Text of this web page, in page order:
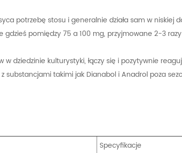
potrzebę stosu i generalnie działa sam w
gdzieś pomiędzy 75 a 100 mg, przyjmowane 2-3
w dziedzinie kulturystyki, łączy się i pozytywnie
substancjami takimi jak Dianabol i Anadrol poza
Specyfikacje